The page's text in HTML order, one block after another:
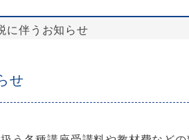
に伴うお知らせ
せ